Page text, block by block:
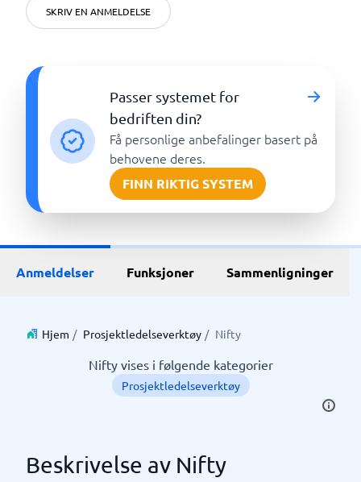
SKRIV EN ANMELDELSE
Passer systemet for
bedriften din?
Få personlige anbefalinger basert på
behovene deres.
FINN RIKTIG SYSTEM
Anmeldelser Funksjoner Sammenligninger
Hjem / Prosjektledelseverktøy / Nifty
Nifty vises i følgende kategorier
Prosjektledelseverktøy
Beskrivelse av Nifty